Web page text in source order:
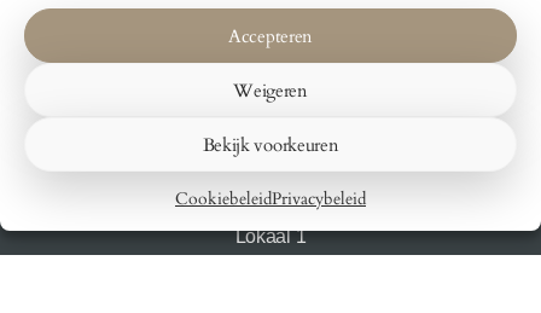
Accepteren
Weigeren
Bekijk voorkeuren
CookiebeleidPrivacybeleid
Bed and Breakfast Lokaal Wadway
Wadway 31
1715GX Spanbroek
Voorpagina
Lokaal 1